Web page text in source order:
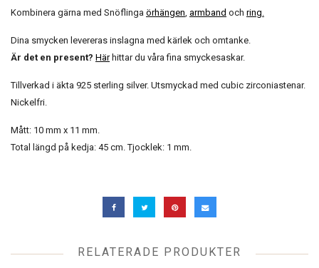
Kombinera gärna med Snöflinga örhängen, armband och ring.
Dina smycken levereras inslagna med kärlek och omtanke.
Är det en present? Här hittar du våra fina smyckesaskar.
Tillverkad i äkta 925 sterling silver. Utsmyckad med cubic zirconiastenar.
Nickelfri.
Mått: 10 mm x 11 mm.
Total längd på kedja: 45 cm. Tjocklek: 1 mm.
RELATERADE PRODUKTER